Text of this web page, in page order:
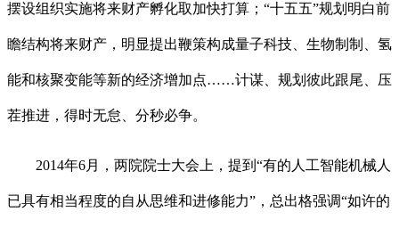
摆设组织实施将来财产孵化取加快打算；“十五五”规划明白前
瞻结构将来财产，明显提出鞭策构成量子科技、生物制制、氢
能和核聚变能等新的经济增加点……计谋、规划彼此跟尾、压
茬推进，得时无怠、分秒必争。
2014年6月，两院院士大会上，提到“有的人工智能机械人
已具有相当程度的自从思维和进修能力”，总出格强调“如许的